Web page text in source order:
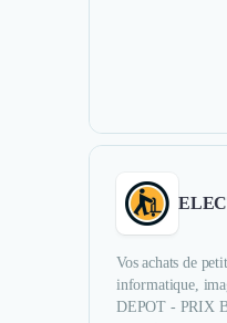
Vos achats de
informatique,
DEPOT - PRIX